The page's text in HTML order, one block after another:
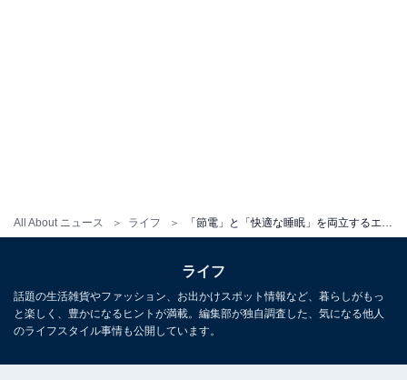
All About ニュース ライフ
就寝時と起床時にはタイマーを活用
ライフ
話題の生活雑貨やファッション、お出かけスポット情報など、暮らしがもっ
と楽しく、豊かになるヒントが満載。編集部が独自調査した、気になる他人
のライフスタイル事情も公開しています。